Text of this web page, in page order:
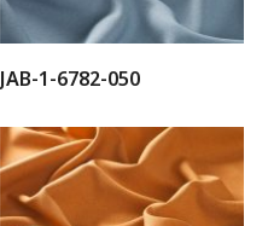
JAB-1-6782-050